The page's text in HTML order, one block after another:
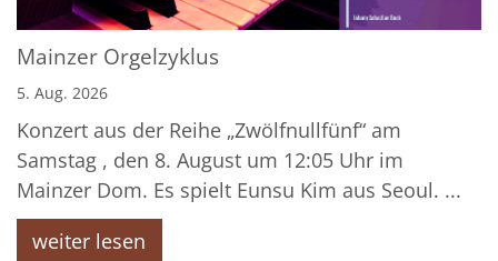
Mainzer Orgelzyklus
5. Aug. 2026
Konzert aus der Reihe „Zwölfnullfünf“ am
Samstag , den 8. August um 12:05 Uhr im
Mainzer Dom. Es spielt Eunsu Kim aus Seoul. ...
weiter lesen